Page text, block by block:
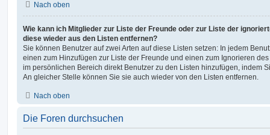
Nach oben
Wie kann ich Mitglieder zur Liste der Freunde oder zur Liste der
diese wieder aus den Listen entfernen?
Sie können Benutzer auf zwei Arten auf diese Listen setzen: In jedem
einen zum Hinzufügen zur Liste der Freunde und einen zum Ignorieren
im persönlichen Bereich direkt Benutzer zu den Listen hinzufügen, indem
An gleicher Stelle können Sie sie auch wieder von den Listen entfernen.
Nach oben
Die Foren durchsuchen